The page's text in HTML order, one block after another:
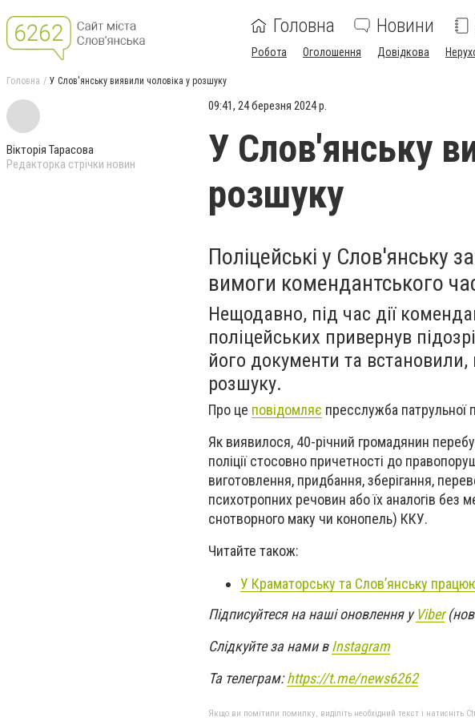
Головна Новини
Робота Оголошення Довідкова
Головна У Слов'янську виявили чоловіка у розшуку
Вікторія Тарасова
Редакторка стрічки новин
09:41, 24 березня 2024 р.
У Слов'янську
розшуку
Поліцейські у Слов'янську
вимоги комендантського
Нещодавно, під час дії
поліцейських привернув
його документи та
розшуку.
Про це повідомляє пресслужба патрульної
Як виявилося, 40-річний громадянин
поліції стосовно причетності до
виготовлення, придбання, зберігання,
психотропних речовин або їх аналогів без
снотворного маку чи конопель) ККУ.
Читайте також:
У Краматорську та Словʼянську
Підписуйтеся на наші оновлення уViber
Слідкуйте за нами вInstagram
Та телеграм:https://t.me/news6262
Якщо ви помітили помилку, виділіть необхідний текст і натисніть